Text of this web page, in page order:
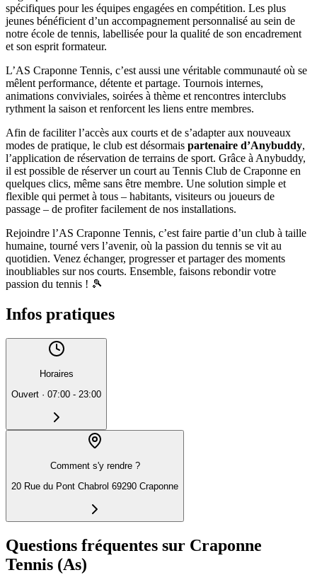
spécifiques pour les équipes engagées en compétition. Les plus
jeunes bénéficient d’un accompagnement personnalisé au sein de
notre école de tennis, labellisée pour la qualité de son encadrement
et son esprit formateur.
L’AS Craponne Tennis, c’est aussi une véritable communauté où se
mêlent performance, détente et partage. Tournois internes,
animations conviviales, soirées à thème et rencontres interclubs
rythment la saison et renforcent les liens entre membres.
Afin de faciliter l’accès aux courts et de s’adapter aux nouveaux
modes de pratique, le club est désormais partenaire d’Anybuddy,
l’application de réservation de terrains de sport. Grâce à Anybuddy,
il est possible de réserver un court au Tennis Club de Craponne en
quelques clics, même sans être membre. Une solution simple et
flexible qui permet à tous – habitants, visiteurs ou joueurs de
passage – de profiter facilement de nos installations.
Rejoindre l’AS Craponne Tennis, c’est faire partie d’un club à taille
humaine, tourné vers l’avenir, où la passion du tennis se vit au
quotidien. Venez échanger, progresser et partager des moments
inoubliables sur nos courts. Ensemble, faisons rebondir votre
passion du tennis ! 🎾
Infos pratiques
Horaires
Ouvert · 07:00 - 23:00
Comment s'y rendre ?
20 Rue du Pont Chabrol 69290 Craponne
Questions fréquentes sur Craponne
Tennis (As)